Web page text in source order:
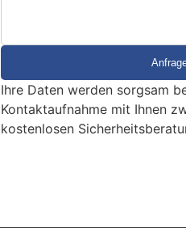
e
i
n
Ihre Daten werden sorgsam
Kontaktaufnahme mit Ihnen
kostenlosen